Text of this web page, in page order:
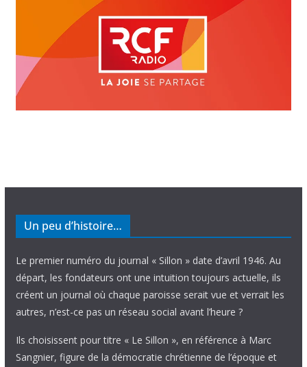
Un peu d’histoire…
Le premier numéro du journal « Sillon » date d’avril 1946. Au
départ, les fondateurs ont une intuition toujours actuelle, ils
créent un journal où chaque paroisse serait vue et verrait les
autres, n’est-ce pas un réseau social avant l’heure ?
Ils choisissent pour titre « Le Sillon », en référence à Marc
Sangnier, figure de la démocratie chrétienne de l’époque et